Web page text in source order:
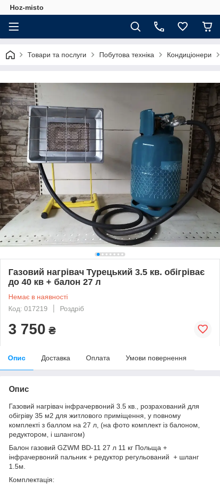
Hoz-misto
Товари та послуги Побутова техніка Кондиціонери
Газовий нагрівач Турецький 3.5 кв. обігріває
до 40 кв + балон 27 л
Немає в наявності
Код: 017219
Роздріб
3 750 ₴
Опис Доставка Оплата Умови повернення
Опис
Газовий нагрівач інфрачервоний 3.5 кв., розрахований для
обігріву 35 м2 для житлового приміщення, у повному
комплекті з баллом на 27 л, (на фото комплект із балоном,
редуктором, і шлангом)
Балон газовий GZWM BD-11 27 л 11 кг Польща +
інфрачервоний пальник + редуктор регульований + шланг
1.5м.
Комплектація: